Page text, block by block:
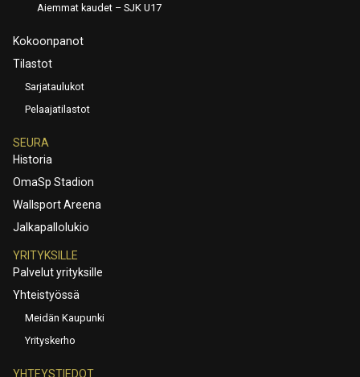
Aiemmat kaudet – SJK U17
Kokoonpanot
Tilastot
Sarjataulukot
Pelaajatilastot
SEURA
Historia
OmaSp Stadion
Wallsport Areena
Jalkapallolukio
YRITYKSILLE
Palvelut yrityksille
Yhteistyössä
Meidän Kaupunki
Yrityskerho
YHTEYSTIEDOT